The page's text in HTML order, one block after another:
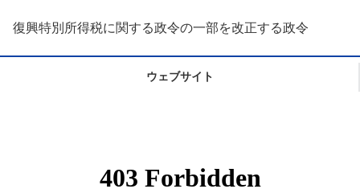
復興特別所得税に関する政令の一部を改正する政令
ウェブサイト